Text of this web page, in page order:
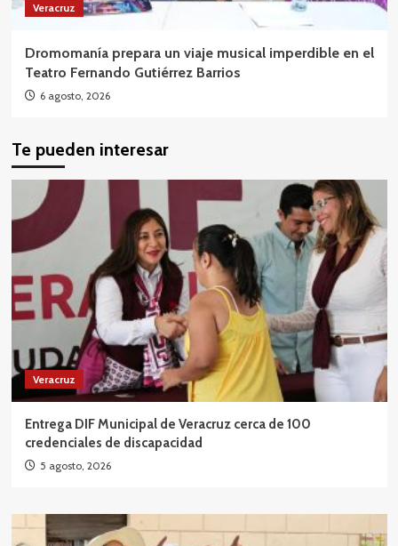
Veracruz
Dromomanía prepara un viaje musical imperdible en el
Teatro Fernando Gutiérrez Barrios
6 agosto, 2026
Te pueden interesar
Veracruz
Entrega DIF Municipal de Veracruz cerca de 100
credenciales de discapacidad
5 agosto, 2026